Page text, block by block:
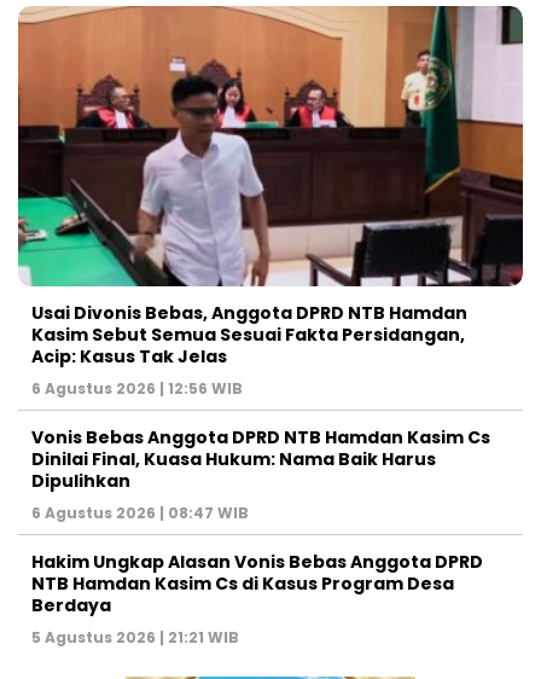
Usai Divonis Bebas, Anggota DPRD NTB Hamdan
Kasim Sebut Semua Sesuai Fakta Persidangan,
Acip: Kasus Tak Jelas
6 Agustus 2026 | 12:56 WIB
Vonis Bebas Anggota DPRD NTB Hamdan Kasim Cs
Dinilai Final, Kuasa Hukum: Nama Baik Harus
Dipulihkan
6 Agustus 2026 | 08:47 WIB
Hakim Ungkap Alasan Vonis Bebas Anggota DPRD
NTB Hamdan Kasim Cs di Kasus Program Desa
Berdaya
5 Agustus 2026 | 21:21 WIB